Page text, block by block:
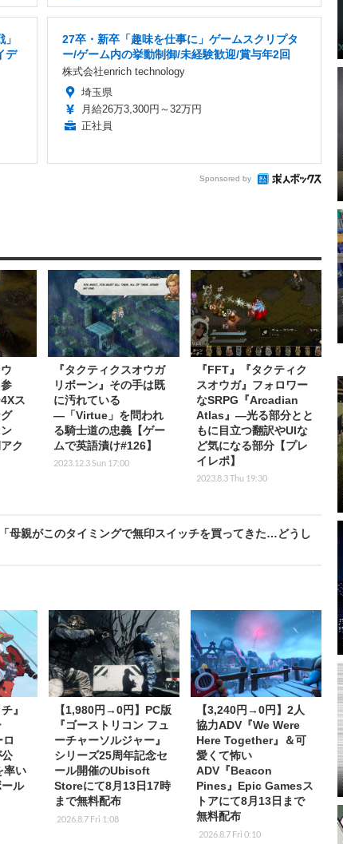
デ
27卒・新卒「趣味を仕事に」ゲームスクリプタ
ー/ゲーム内の挙動制御/未経験歓迎/賞与年2回
株式会社enrich technology
埼玉県
月給26万3,300円～32万円
正社員
Sponsored by
ス
ク
『タクティクスオウガ
リボーン』その手は既
に汚れている
―「Virtue」を問われ
る騎士道の忠義【ゲー
ムで英語漬け#126】
2023.12.3 Sun 17:00
『FFT』『タクティク
スオウガ』フォロワー
なSRPG『Arcadian
Atlas』―光る部分とと
もに目立つ翻訳やUIな
ど気になる部分【プレ
イレポ】
2023.8.3 Thu 19:30
母親がこのタイミングで無印スイッチを買ってきた…どうし
』
ロ
率い
ル
【1,980円→0円】PC版
『ゴーストリコン フュ
ーチャーソルジャー』
シリーズ25周年記念セ
ール開催のUbisoft
Storeにて8月13日17時
まで無料配布
2026.8.7 Fri 1:08
【3,240円→0円】2人
協力ADV『We Were
Here Together』＆可
愛くて怖い
ADV『Beacon
Pines』Epic Gamesス
トアにて8月13日まで
無料配布
2026.8.7 Fri 0:10